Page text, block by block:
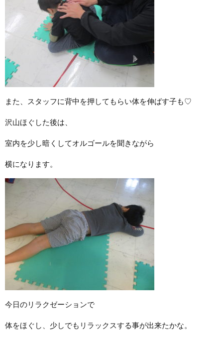
また、スタッフに背中を押してもらい体を伸ばす子も♡
沢山ほぐした後は、
室内を少し暗くしてオルゴールを聞きながら
横になります。
今日のリラクゼーションで
体をほぐし、少しでもリラックスする事が出来たかな。